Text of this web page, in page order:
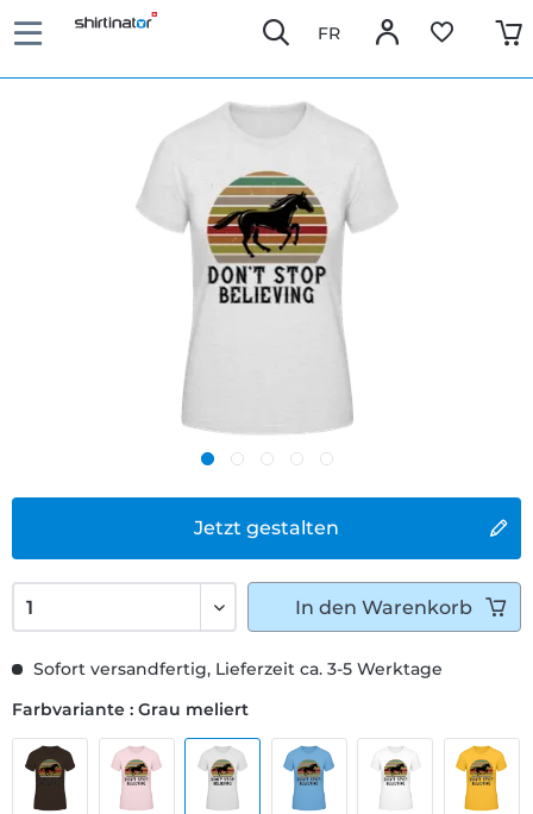
FR
Jetzt gestalten
Sofort versandfertig, Lieferzeit ca. 3-5 Werktage
Farbvariante : Grau meliert
In den Warenkorb